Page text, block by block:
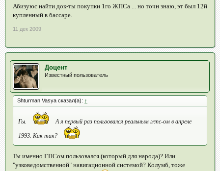
Абизуюс найти док-ты покупки 1го ЖПСа ... но точн знаю, эт был 12й
купленный в бассаре.
11 дек 2009
Доцент
Известный пользователь
Shturman Vasya сказал(а): ↑
Гы. А я первый раз пользовался реальным жпс-ом в апреле
1993. Как так?
Ты именно ГПСом пользовался (который для народа)? Или
"узковедомственной" навигационной системой? Колумб, тоже